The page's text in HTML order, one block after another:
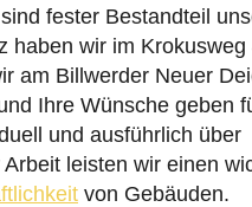
sind fester Bestandteil
haben wir im Krokusweg
am Billwerder Neuer
Ihre Wünsche geben
und ausführlich über
leisten wir einen
von Gebäuden.